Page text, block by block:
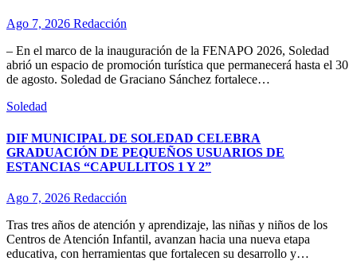
Ago 7, 2026 Redacción
– En el marco de la inauguración de la FENAPO 2026, Soledad
abrió un espacio de promoción turística que permanecerá hasta el 30
de agosto. Soledad de Graciano Sánchez fortalece…
Soledad
DIF MUNICIPAL DE SOLEDAD CELEBRA
GRADUACIÓN DE PEQUEÑOS USUARIOS DE
ESTANCIAS “CAPULLITOS 1 Y 2”
Ago 7, 2026 Redacción
Tras tres años de atención y aprendizaje, las niñas y niños de los
Centros de Atención Infantil, avanzan hacia una nueva etapa
educativa, con herramientas que fortalecen su desarrollo y…